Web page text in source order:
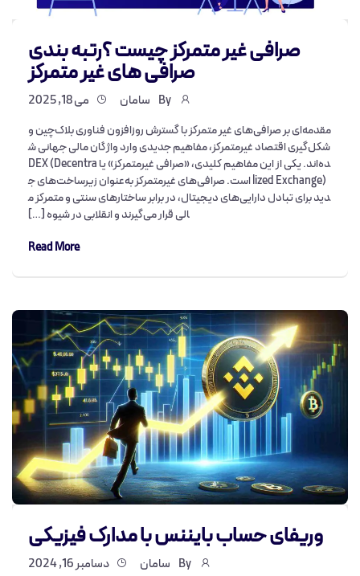
صرافی غیر متمرکز چیست ؟رتبه بندی
صرافی های غیر متمرکز
سامان می 18, 2025
مقدمه‌ای بر صرافی‌های غیر متمرکز با گسترش روزافزون فناوری بلاک‌چین و
شکل‌گیری اقتصاد غیرمتمرکز، مفاهیم جدیدی وارد واژگان مالی جهانی ش
ده‌اند. یکی از این مفاهیم کلیدی، «صرافی غیرمتمرکز» یا DEX (Decentra
lized Exchange) است. صرافی‌های غیرمتمرکز به‌عنوان زیرساخت‌های ج
دید برای تبادل دارایی‌های دیجیتال، در برابر ساختارهای سنتی و متمرکز م
الی قرار می‌گیرند و انقلابی در شیوه […]
Read More
وریفای حساب بایننس با مدارک فیزیکی
سامان دسامبر 16, 2024